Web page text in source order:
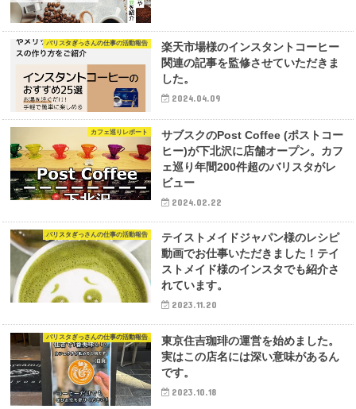
バリスタぎっさんの仕事の活動報告
楽天市場様のインスタントコーヒー
関連の記事を監修させていただきま
した。
2024.04.09
カフェ巡りレポート
サブスクのPost Coffee (ポストコー
ヒー)が下北沢に店舗オープン。カフ
ェ巡り年間200件超のバリスタがレ
ビュー
2024.02.22
バリスタぎっさんの仕事の活動報告
テイストメイドジャパン様のレシピ
動画でお仕事いただきました！テイ
ストメイド様のインスタでも紹介さ
れています。
2023.11.20
バリスタぎっさんの仕事の活動報告
東京住吉珈琲の運営を始めました。
実はこの店名には深い意味があるん
です。
2023.10.18